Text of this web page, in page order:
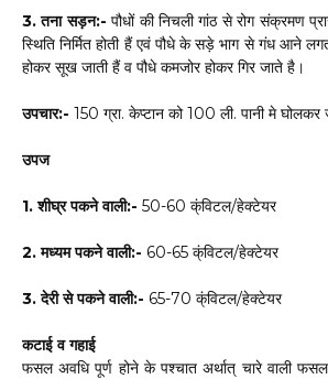
3. तना सड़न:-पौधों की निचली गांठ से रोग संक्रमण
स्थिति निर्मित होती हैं एवं पौधे के सड़े भाग से गंध आने
होकर सूख जाती हैं व पौधे कमजोर होकर गिर जाते है।
उपचार:- 150 ग्रा. केप्टान को 100 ली. पानी मे घोलकर
उपज
1. शीघ्र पकने वाली:- 50-60 क्ंविटल/हेक्टेयर
2. मध्यम पकने वाली:- 60-65 क्ंविटल/हेक्टेयर
3. देरी से पकने वाली:- 65-70 क्ंविटल/हेक्टेयर
कटाई व गहाई
फसल अवधि पूर्ण होने के पश्चात अर्थात् चारे वाली